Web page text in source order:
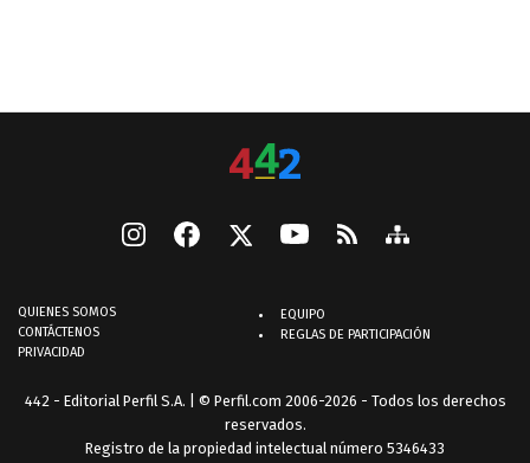
QUIENES SOMOS
CONTÁCTENOS
PRIVACIDAD
EQUIPO
REGLAS DE PARTICIPACIÓN
442 - Editorial Perfil S.A. | © Perfil.com 2006-2026 - Todos los derechos
reservados.
Registro de la propiedad intelectual número 5346433